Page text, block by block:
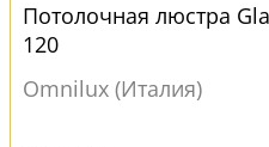
Потолочная люстра
120
Omnilux (Италия)